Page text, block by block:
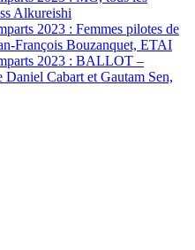
Alkureishi
2023 : Femmes pilotes de
François Bouzanquet, ETAI
2023 : BALLOT –
Cabart et Gautam Sen,